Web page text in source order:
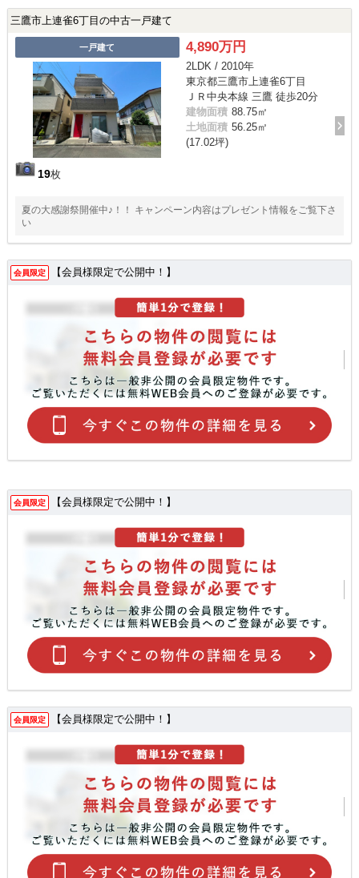
三鷹市上連雀6丁目の中古一戸建て
一戸建て
19枚
4,890万円
2LDK / 2010年
東京都三鷹市上連雀6丁目
ＪＲ中央本線 三鷹 徒歩20分
建物面積 88.75㎡
土地面積 56.25㎡
(17.02坪)
夏の大感謝祭開催中♪！！ キャンペーン内容はプレゼント情報をご覧下さ
い
会員限定 【会員様限定で公開中！】
会員限定 【会員様限定で公開中！】
会員限定 【会員様限定で公開中！】